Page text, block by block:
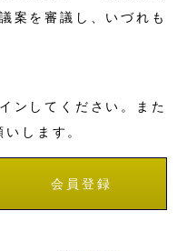
案を審議し、いづれも
ンしてください。また
します。
会員登録